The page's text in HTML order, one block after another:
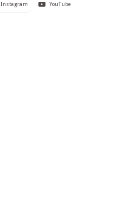
Instagram YouTube